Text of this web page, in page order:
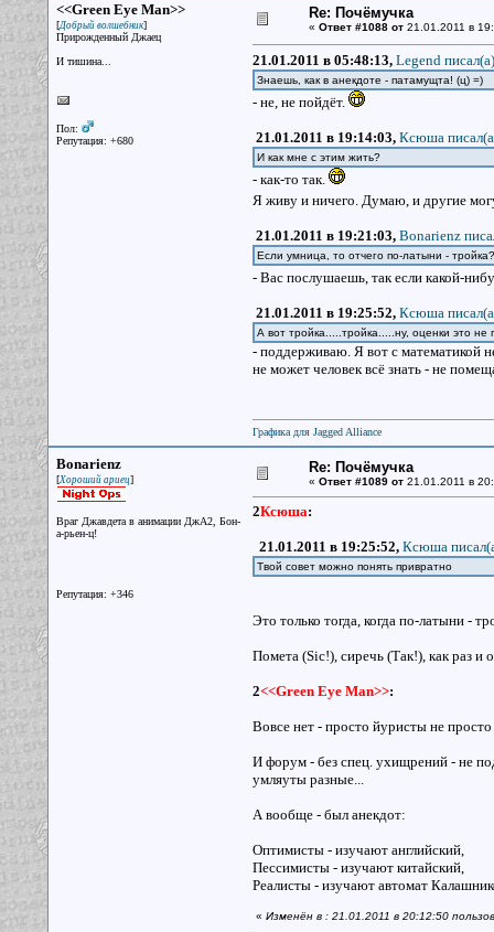
<<Green Eye Man>>
[Добрый волшебник]
Прирожденный Джаец
И тишина...
Пол:
Репутация: +680
Re: Почёмучка
« Ответ #1088 от21.01.2011 в
21.01.2011 в 05:48:13, Legend писал(a)
Знаешь, как в анекдоте - патамущта! (ц) =)
- не, не пойдёт.
21.01.2011 в 19:14:03, Ксюша
И как мне с этим жить?
- как-то так.
Я живу и ничего. Думаю, и другие
21.01.2011 в 19:21:03, Bonarienz
Если умница, то отчего по-латыни - тройка?
- Вас послушаешь, так если какой-
21.01.2011 в 19:25:52, Ксюша
А вот тройка.....тройка.....ну, оценки это не
- поддерживаю. Я вот с математикой
не может человек всё знать - не
Графика для Jagged Alliance
Bonarienz
[Хороший ариец]
Враг Джавдета в анимации ДжА2, Бон-
а-рьен-ц!
Репутация: +346
Re: Почёмучка
« Ответ #1089 от21.01.2011 в
2Ксюша:
21.01.2011 в 19:25:52, Ксюша
Твой совет можно понять привратно
Это только тогда, когда по-латыни -
Помета (Sic!), сиречь (Так!), как раз и
2<<Green Eye Man>>:
Вовсе нет - просто йуристы не
И форум - без спец. ухищрений - не
умляуты разные...
А вообще - был анекдот:
Оптимисты - изучают английский,
Пессимисты - изучают китайский,
Реалисты - изучают автомат
« Изменён в : 21.01.2011 в 20:12:50